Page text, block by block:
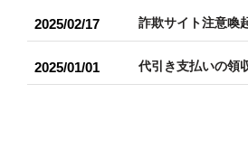
2025/02/17 詐欺サイト注意喚
2025/01/01 代引き支払いの領